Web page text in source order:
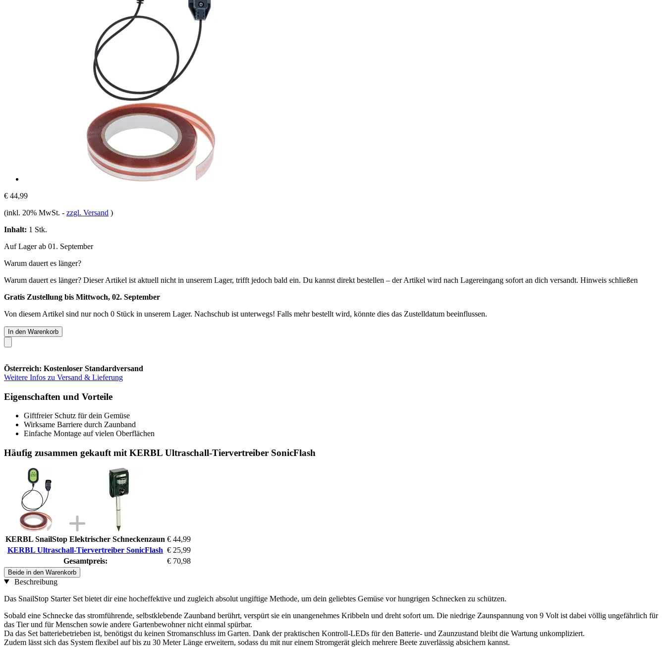
€ 44,99
(inkl. 20% MwSt. - zzgl. Versand )
Inhalt: 1 Stk.
Auf Lager ab 01. September
Warum dauert es länger?
Warum dauert es länger? Dieser Artikel ist aktuell nicht in unserem Lager, trifft jedoch bald ein. Du kannst direkt bestellen – der Artikel wird nach Lagereingang sofort an dich versandt. Hinweis schließen
Gratis Zustellung bis Mittwoch, 02. September
Von diesem Artikel sind nur noch 0 Stück in unserem Lager. Nachschub ist unterwegs! Falls mehr bestellt wird, könnte dies das Zustelldatum beeinflussen.
In den Warenkorb
Österreich: Kostenloser Standardversand
Weitere Infos zu Versand & Lieferung
Eigenschaften und Vorteile
Giftfreier Schutz für dein Gemüse
Wirksame Barriere durch Zaunband
Einfache Montage auf vielen Oberflächen
Häufig zusammen gekauft mit KERBL Ultraschall-Tiervertreiber SonicFlash
KERBL SnailStop Elektrischer Schneckenzaun € 44,99
KERBL Ultraschall-Tiervertreiber SonicFlash € 25,99
Gesamtpreis:
€ 70,98
Beide in den Warenkorb
Beschreibung
Das SnailStop Starter Set bietet dir eine hocheffektive und zugleich absolut ungiftige Methode, um dein geliebtes Gemüse vor hungrigen Schnecken zu schützen.
Sobald eine Schnecke das stromführende, selbstklebende Zaunband berührt, verspürt sie ein unangenehmes Kribbeln und dreht sofort um. Die niedrige Zaunspannung von 9 Volt ist dabei völlig ungefährlich für
das Tier und für Menschen sowie andere Gartenbewohner nicht einmal spürbar.
Da das Set batteriebetrieben ist, benötigst du keinen Stromanschluss im Garten. Dank der praktischen Kontroll-LEDs für den Batterie- und Zaunzustand bleibt die Wartung unkompliziert.
Zudem lässt sich das System flexibel auf bis zu 30 Meter Länge erweitern, sodass du mit nur einem Stromgerät gleich mehrere Beete zuverlässig absichern kannst.